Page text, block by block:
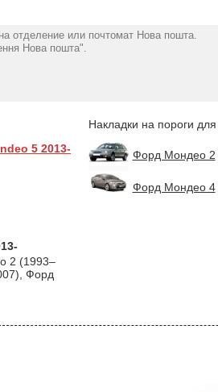
отделение или почтомат Нова пошта.
Нова пошта".
5 2013-
2 (1993–
Форд
Накладки на пороги
Форд Мондео 2
Форд Мондео 4
2015- Premium
нержавейка+пленка
V 5D 2015-